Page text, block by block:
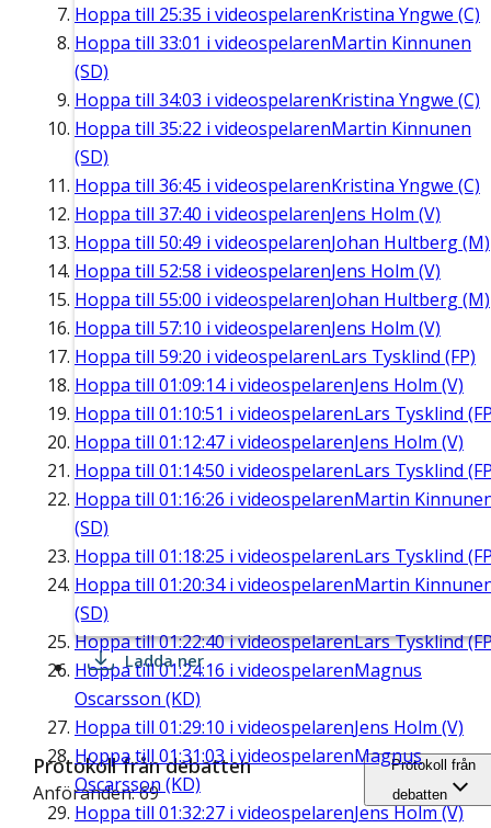
Hoppa till 25:35 i videospelarenKristina Yngwe (C)
Hoppa till 33:01 i videospelarenMartin Kinnunen
(SD)
Hoppa till 34:03 i videospelarenKristina Yngwe (C)
Hoppa till 35:22 i videospelarenMartin Kinnunen
(SD)
Hoppa till 36:45 i videospelarenKristina Yngwe (C)
Hoppa till 37:40 i videospelarenJens Holm (V)
Hoppa till 50:49 i videospelarenJohan Hultberg (M)
Hoppa till 52:58 i videospelarenJens Holm (V)
Hoppa till 55:00 i videospelarenJohan Hultberg (M)
Hoppa till 57:10 i videospelarenJens Holm (V)
Hoppa till 59:20 i videospelarenLars Tysklind (FP)
Hoppa till 01:09:14i videospelarenJens Holm (V)
Hoppa till 01:10:51 i videospelarenLars Tysklind
Hoppa till 01:12:47 i videospelarenJens Holm (V)
Hoppa till 01:14:50 i videospelarenLars Tysklind
Hoppa till 01:16:26 i videospelarenMartin
(SD)
Hoppa till 01:18:25 i videospelarenLars Tysklind
Hoppa till 01:20:34i videospelarenMartin
(SD)
Hoppa till01:22:40i videospelarenLars Tysklind
Hoppa till01:24:16 i videospelarenMagnus
Oscarsson (KD)
Hoppa till 01:29:10 i videospelarenJens Holm (V)
Hoppa till 01:31:03 i videospelarenMagnus
Oscarsson (KD)
Hoppa till 01:32:27 i videospelarenJens Holm (V)
Ladda ner
Protokoll från debatten
Anföranden: 69
Protokoll från
debatten